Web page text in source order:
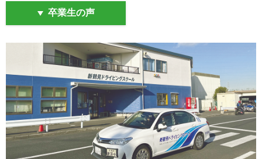
払いが必要です。
※「AT限定解除」は「普通車AT」の卒業から6カ月以内
普通車MTの技能教習の流れについては、下記ページの
「Cパターン」をご確認ください。
https://manabi.univcoop.or.jp/drive/tsugaku/tk/pdf/
【普通二輪AT 取り扱い中止について 2026/7/7】
普通二輪ATは、7月7日より取り扱いを中止いたしま
す。
組合員の皆さまにはご迷惑をおかけしていたしますが、
卒業生の声